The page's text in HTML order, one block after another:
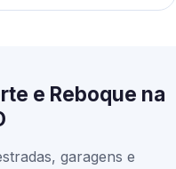
e Reboque na
garagens e